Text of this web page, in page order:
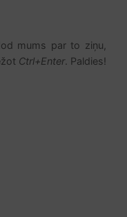
mums par to ziņu,
Ctrl+Enter. Paldies!